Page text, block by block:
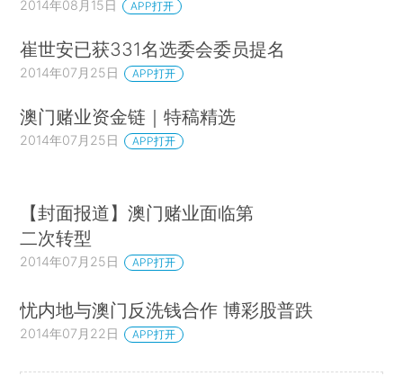
2014年08月15日 APP打开
崔世安已获331名选委会委员提名
2014年07月25日 APP打开
澳门赌业资金链｜特稿精选
2014年07月25日 APP打开
【封面报道】澳门赌业面临第
二次转型
2014年07月25日 APP打开
忧内地与澳门反洗钱合作 博彩股普跌
2014年07月22日 APP打开